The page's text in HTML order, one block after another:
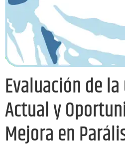
Evaluación de
Actual y
Mejora en